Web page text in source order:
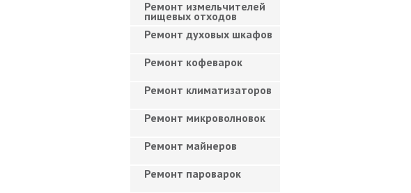
Ремонт измельчителей
пищевых отходов
Ремонт духовых шкафов
Ремонт кофеварок
Ремонт климатизаторов
Ремонт микроволновок
Ремонт майнеров
Ремонт пароварок